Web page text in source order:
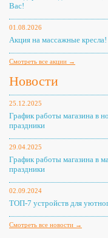
Вас!
01.08.2026
Акция на массажные кресла!
Смотреть все акции →
Новости
25.12.2025
График работы магазина в
праздники
29.04.2025
График работы магазина в
праздники
02.09.2024
ТОП-7 устройств для
Смотреть все новости →